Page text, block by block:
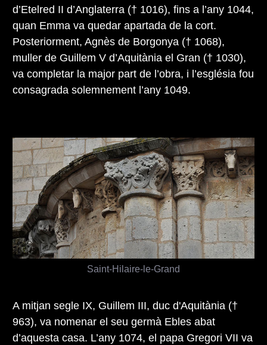
d’Etelred II d’Anglaterra († 1016), fins a l’any 1044,
quan Emma va quedar apartada de la cort.
Posteriorment, Agnès de Borgonya († 1068),
muller de Guillem V d’Aquitània el Gran († 1030),
va completar la major part de l’obra, i l’església fou
consagrada solemnement l’any 1049.
Saint-Hilaire-le-Grand
A mitjan segle IX, Guillem III, duc d'Aquitània (†
963), va nomenar el seu germà Ebles abat
d’aquesta casa. L’any 1074, el papa Gregori VII va